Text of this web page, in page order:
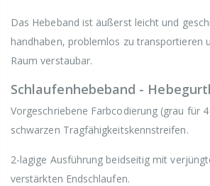
Das Hebeband ist äußerst leicht und
handhaben, problemlos zu transportieren
Raum verstaubar.
Schlaufenhebeband -
Vorgeschriebene Farbcodierung (grau für
schwarzen Tragfähigkeitskennstreifen.
2-lagige Ausführung beidseitig mit
verstärkten Endschlaufen.